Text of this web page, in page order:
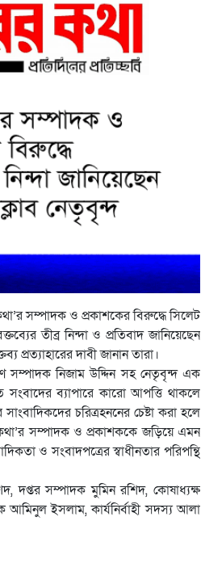
সম্পাদক ও প্রকাশকের বিরুদ্ধে সিলেট
তীব্র নিন্দা ও প্রতিবাদ জানিয়েছেন
দাবী জানান তারা।
সম্পাদক নিজাম উদ্দিন সহ নেতৃবৃন্দ এক
ব্যাপারে কারো আপত্তি থাকলে
চরিত্রহননের চেষ্টা করা হলে
সম্পাদক ও প্রকাশককে জড়িয়ে এমন
ও সংবাদপত্রের স্বাধীনতার পরিপন্থি
দপ্তর সম্পাদক মুমিন রশিদ, কোষাধ্যক্ষ
ইসলাম, কার্যনির্বাহী সদস্য আলা